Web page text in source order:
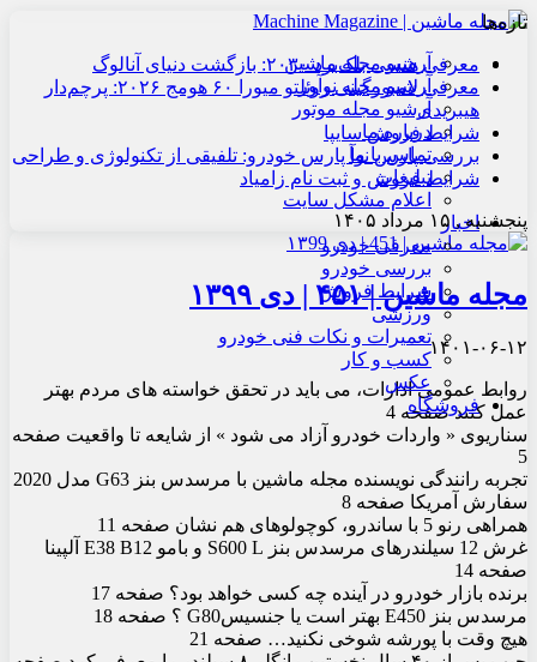
آرشیو مجله ماشین
آرشیو مجله نوآور
آرشیو مجله موتور
درباره ما
تماس با ما
تبلیغات
اعلام مشکل سایت
اخبار
معرفی خودرو
بررسی خودرو
شرایط فروش
ورزشی
تعمیرات و نکات فنی خودرو
کسب و کار
عکس
فروشگاه
تازه‌ها
معرفی هنسی بلک‌برد ۲۰۳۰: بازگشت دنیای آنالوگ
معرفی لامبورگینی روئلتو میورا ۶۰ هومج ۲۰۲۶: پرچم‌دار
هیبریدی
شرایط فروش سایپا
بررسی پارس نوآ پارس خودرو: تلفیقی از تکنولوژی و طراحی
شرایط فروش و ثبت نام زامیاد
پنجشنبه , ۱۵ مرداد ۱۴۰۵
مجله ماشین | ۴۵۱ | دی ۱۳۹۹
۱۴۰۱-۰۶-۱۲
روابط عمومی ادارات، می‏ باید در تحقق خواست‏ه های مردم بهتر
عمل کنند صفحه 4
سناریوی « واردات خودرو آزاد می‏ شود » از شایعه تا واقعیت صفحه
5
تجربه رانندگی نویسنده مجله ماشین با مرسدس بنز G63 مدل 2020
سفارش آمریکا صفحه 8
همراهی رنو 5 با ساندرو، کوچولوهای هم نشان صفحه 11
غرش 12 سیلندر‏های مرسدس بنز S600 L و ب‏ام‏و E38 B12 آلپینا
صفحه 14
برنده بازار خودرو در آینده چه کسی خواهد بود؟ صفحه 17
مرسدس بنز E450 بهتر است یا جنسیسG80 ؟ صفحه 18
هیچ وقت با پورشه شوخی نکنید… صفحه 21